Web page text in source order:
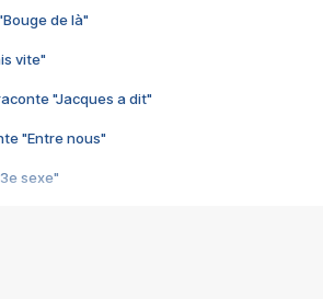
de là"
vite"
"Jacques a dit"
"Entre nous"
sexe"